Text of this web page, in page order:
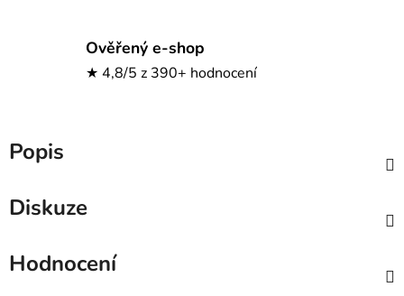
Ověřený e-shop
★ 4,8/5 z 390+ hodnocení
Popis
Diskuze
Hodnocení